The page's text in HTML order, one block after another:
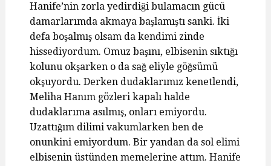
Hanife’nin zorla yedirdiği bulamacın gücü
damarlarımda akmaya başlamıştı sanki. İki
defa boşalmış olsam da kendimi zinde
hissediyordum. Omuz başını, elbisenin sıktığı
kolunu okşarken o da sağ eliyle göğsümü
okşuyordu. Derken dudaklarımız kenetlendi,
Meliha Hanım gözleri kapalı halde
dudaklarıma asılmış, onları emiyordu.
Uzattığım dilimi vakumlarken ben de
onunkini emiyordum. Bir yandan da sol elimi
elbisenin üstünden memelerine attım. Hanife